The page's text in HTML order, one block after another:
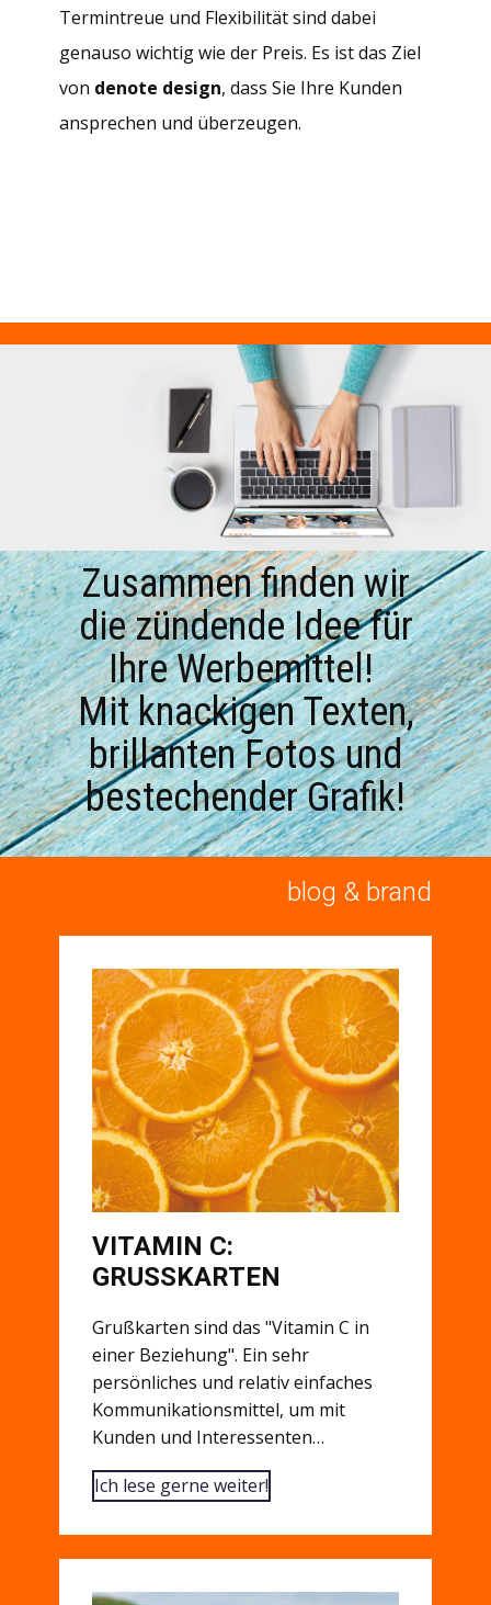
Termintreue und Flexibilität sind dabei
genauso wichtig wie der Preis. Es ist das Ziel
von denote design, dass Sie Ihre Kunden
ansprechen und überzeugen.
Zusammen finden wir
die zündende Idee für
Ihre Werbemittel!
Mit knackigen Texten,
br​illanten Fotos und
bestechender Grafik!
blog & brand
VITAMIN C:
GRUSSKARTEN
Grußkarten sind das "Vitamin C in
einer Beziehung". Ein sehr
persönliches und relativ einfaches
Kommunikationsmittel, um mit
Kunden und Interessenten…
Ich lese gerne weiter!